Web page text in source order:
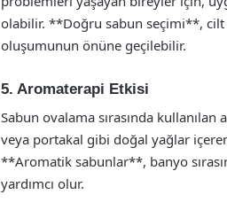
olabilir. **Doğru sabun seçimi**, cilt
oluşumunun önüne geçilebilir.
5. Aromaterapi Etkisi
Sabun ovalama sırasında
veya portakal gibi doğal yağlar
**Aromatik sabunlar**, banyo
yardımcı olur.